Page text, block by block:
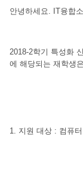
안녕하세요. IT융합
2018-2학기 특성화
에 해당되는 재학생
1. 지원 대상 : 컴퓨